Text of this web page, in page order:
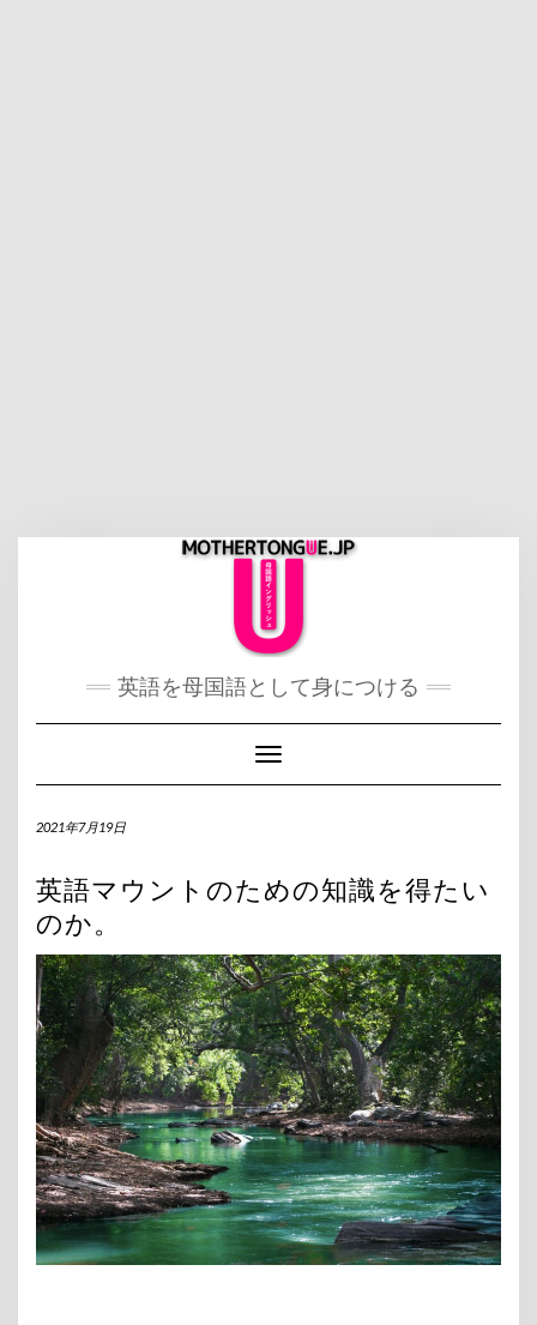
英語を母国語として身につける
Toggle Navigation
2021年7月19日
英語マウントのための知識を得たい
のか。